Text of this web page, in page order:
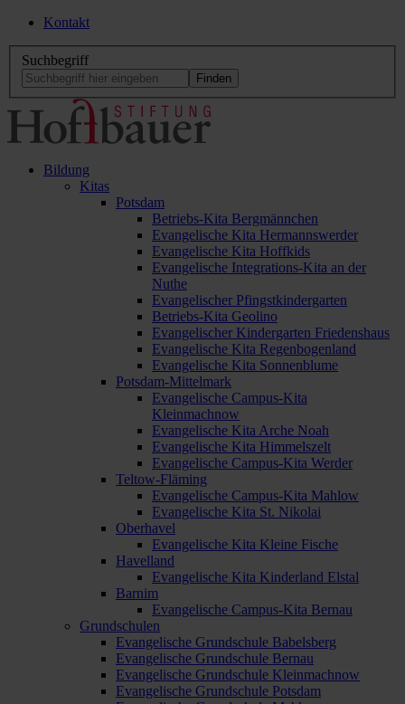
Kontakt
Suchbegriff
Bildung
Kitas
Potsdam
Betriebs-Kita Bergmännchen
Evangelische Kita Hermannswerder
Evangelische Kita Hoffkids
Evangelische Integrations-Kita an der
Nuthe
Evangelischer Pfingstkindergarten
Betriebs-Kita Geolino
Evangelischer Kindergarten Friedenshaus
Evangelische Kita Regenbogenland
Evangelische Kita Sonnenblume
Potsdam-Mittelmark
Evangelische Campus-Kita
Kleinmachnow
Evangelische Kita Arche Noah
Evangelische Kita Himmelszelt
Evangelische Campus-Kita Werder
Teltow-Fläming
Evangelische Campus-Kita Mahlow
Evangelische Kita St. Nikolai
Oberhavel
Evangelische Kita Kleine Fische
Havelland
Evangelische Kita Kinderland Elstal
Barnim
Evangelische Campus-Kita Bernau
Grundschulen
Evangelische Grundschule Babelsberg
Evangelische Grundschule Bernau
Evangelische Grundschule Kleinmachnow
Evangelische Grundschule Potsdam